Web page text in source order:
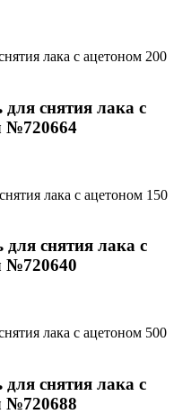
снятия лака с
№720664
снятия лака с
№720640
снятия лака с
№720688